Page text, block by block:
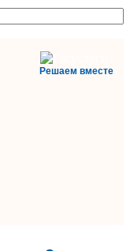
Решаем вместе